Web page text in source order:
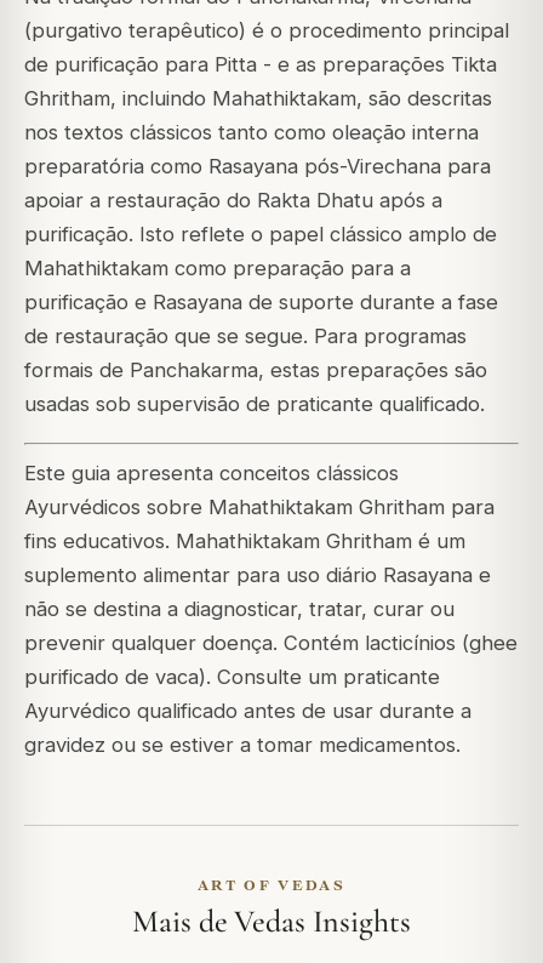
(purgativo terapêutico) é o procedimento principal
de purificação para Pitta - e as preparações Tikta
Ghritham, incluindo Mahathiktakam, são descritas
nos textos clássicos tanto como oleação interna
preparatória como Rasayana pós-Virechana para
apoiar a restauração do Rakta Dhatu após a
purificação. Isto reflete o papel clássico amplo de
Mahathiktakam como preparação para a
purificação e Rasayana de suporte durante a fase
de restauração que se segue. Para programas
formais de Panchakarma, estas preparações são
usadas sob supervisão de praticante qualificado.
Este guia apresenta conceitos clássicos
Ayurvédicos sobre Mahathiktakam Ghritham para
fins educativos. Mahathiktakam Ghritham é um
suplemento alimentar para uso diário Rasayana e
não se destina a diagnosticar, tratar, curar ou
prevenir qualquer doença. Contém lacticínios (ghee
purificado de vaca). Consulte um praticante
Ayurvédico qualificado antes de usar durante a
gravidez ou se estiver a tomar medicamentos.
ART OF VEDAS
Mais de Vedas Insights